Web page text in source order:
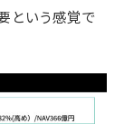
という感覚で